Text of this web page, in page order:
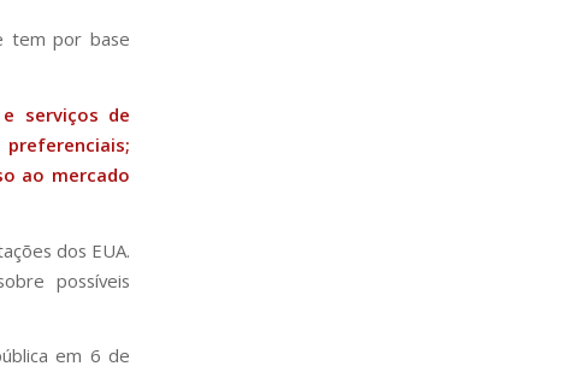
tem por base
serviços de
ao mercado
dos EUA.
possíveis
em 6 de